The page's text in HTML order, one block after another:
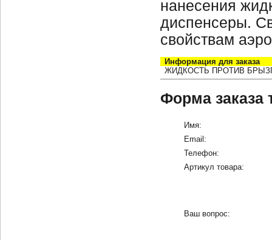
нанесения
диспенсеры.
свойствам
Информация для заказа
ЖИДКОСТЬ ПРОТИВ
Форма заказа
Имя:
Email:
Телефон:
Артикул товара:
Ваш вопрос: